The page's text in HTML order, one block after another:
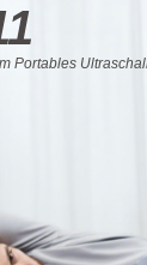
Portables